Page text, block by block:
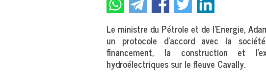
Le ministre du Pétrole et de l’Energie,
un protocole d’accord avec la
financement, la construction et
hydroélectriques sur le fleuve Cavally.